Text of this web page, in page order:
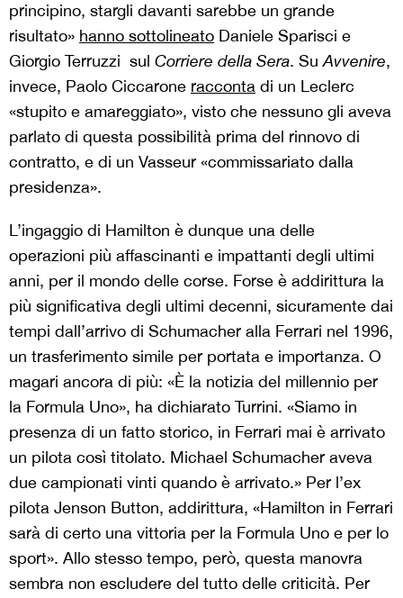
principino, stargli davanti sarebbe un grande
risultato» hanno sottolineato Daniele Sparisci e
Giorgio Terruzzi sul Corriere della Sera. SuAvvenire,
invece, Paolo Ciccarone racconta di un Leclerc
«stupito e amareggiato», visto che nessuno gli aveva
parlato di questa possibilità prima del rinnovo di
contratto, e di un Vasseur «commissariato dalla
presidenza».
L’ingaggio di Hamilton è dunque una delle
operazioni più affascinanti e impattanti degli ultimi
anni, per il mondo delle corse. Forse è addirittura la
più significativa degli ultimi decenni, sicuramente dai
tempi dall’arrivo di Schumacher alla Ferrari nel 1996,
un trasferimento simile per portata e importanza. O
magari ancora di più: «È la notizia del millennio per
la Formula Uno», ha dichiarato Turrini. «Siamo in
presenza di un fatto storico, in Ferrari mai è arrivato
un pilota così titolato. Michael Schumacher aveva
due campionati vinti quando è arrivato.» Per l’ex
pilota Jenson Button, addirittura, «Hamilton in Ferrari
sarà di certo una vittoria per la Formula Uno e per lo
sport». Allo stesso tempo, però, questa manovra
sembra non escludere del tutto delle criticità. Per